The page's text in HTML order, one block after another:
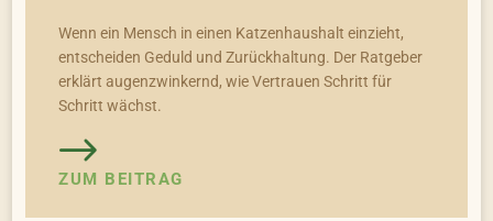
Wenn ein Mensch in einen Katzenhaushalt einzieht,
entscheiden Geduld und Zurückhaltung. Der Ratgeber
erklärt augenzwinkernd, wie Vertrauen Schritt für
Schritt wächst.
ZUM BEITRAG